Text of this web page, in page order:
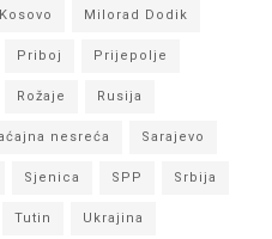
Kosovo Milorad Dodik
Priboj Prijepolje
Rožaje Rusija
nesreća Sarajevo
Sjenica SPP Srbija
Tutin Ukrajina